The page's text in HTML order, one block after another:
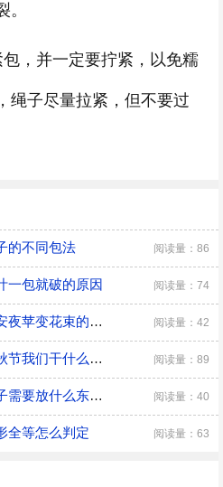
，并一定要拧紧，以免糯
绳子尽量拉紧，但不要过
的不同包法 阅读量：86
一包就破的原因 阅读量：74
平安夜苹果怎么包成花束平安夜苹变花束的包法 阅读量：42
端午节我们吃粽子划龙舟中秋节我们干什么端午节我们吃粽子划龙舟中秋节干什么 阅读量：89
粽子需要煮多久才会熟煮粽子需要放什么东西吗 阅读量：40
全等怎么判定 阅读量：63